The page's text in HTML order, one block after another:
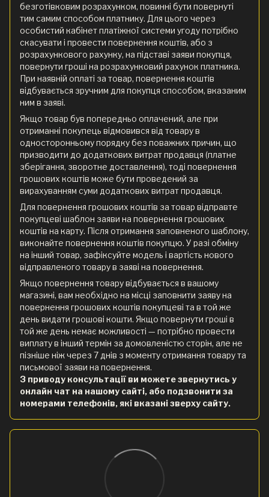
безготівковим розрахунком, повинні бути повернуті
тим самим способом платнику. Для цього через
особистий кабінет платіжної системи угоду потрібно
скасувати і провести повернення коштів, або з
розрахункового рахунку, на підставі заяви покупця,
повернути гроші на розрахунковий рахунок платника.
При наявній оплаті за товар, повернення коштів
відбувається зручним для покупця способом, вказаним
ним в заяві.
Якщо товар був попередньо оплачений, але при
отриманні покупець відмовився від товару в
односторонньому порядку без поважних причин, що
призводити до додаткових витрат продавця (платне
зберігання, зворотне доставлення), тоді повернення
грошових коштів може бути проведений за
вирахуванням суми додаткових витрат продавця.
Для повернення грошових коштів за товар відправте
покупцеві шаблон заяви на повернення грошових
коштів на карту. Після отримання заповненого шаблону,
виконайте повернення коштів покупцю. У разі обміну
на інший товар, зафіксуйте модель і вартість нового
відправленого товару в заяві на повернення.
Якщо повернення товару відбувається в вашому
магазині, вам необхідно на місці заповнити заяву на
повернення грошових коштів покупцеві та в той же
день видати грошові кошти. Якщо повернути гроші в
той же день немає можливості — потрібно провести
виплату в інший термін за домовленістю сторін, але не
пізніше ніж через 7 днів з моменту отримання товару та
письмової заяви на повернення.
З приводу консультації ви можете звернутись у
онлайн чат на нашому сайті, або подзвонити за
номерами телефонів, які вказані зверху сайту.